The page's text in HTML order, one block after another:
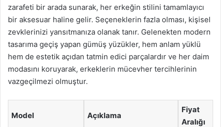
zarafeti bir arada sunarak, her erkeğin stilini tamamlayıcı
bir aksesuar haline gelir. Seçeneklerin fazla olması, kişisel
zevklerinizi yansıtmanıza olanak tanır. Gelenekten modern
tasarıma geçiş yapan gümüş yüzükler, hem anlam yüklü
hem de estetik açıdan tatmin edici parçalardır ve her daim
modasını koruyarak, erkeklerin mücevher tercihlerinin
vazgeçilmezi olmuştur.
Model Açıklama
Fiyat
Aralığı